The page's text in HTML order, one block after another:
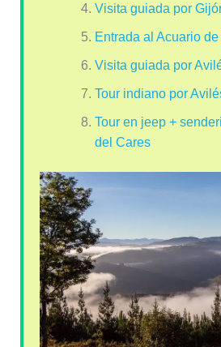
Visita guiada por
Entrada al Acuario
Visita guiada por
Tour indiano por
Tour en jeep +
del Cares